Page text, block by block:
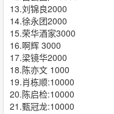
13.刘锦良2000
14.徐永团2000
15.荣华酒家3000
16.啊辉 3000
17.梁镜华2000
18.陈亦文 1000
19.肖栋顺:10000
20.陈启检:10000
21.甄冠龙:10000